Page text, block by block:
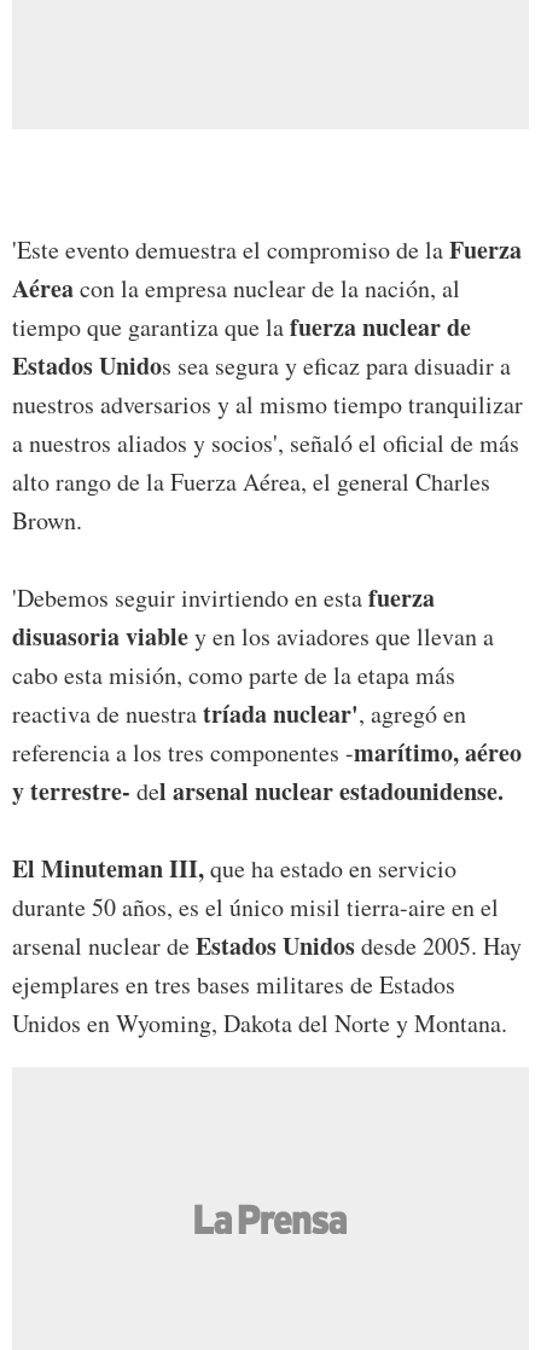
'Este evento demuestra el compromiso de laFuerza
Aéreacon la empresa nuclear de la nación, al
tiempo que garantiza que lafuerza nuclear de
Estados Unidos sea segura y eficaz para disuadir a
nuestros adversarios y al mismo tiempo tranquilizar
a nuestros aliados y socios', señaló el oficial de más
alto rango de la Fuerza Aérea, el general Charles
Brown.
'Debemos seguir invirtiendo en estafuerza
disuasoria viabley en los aviadores que llevan a
cabo esta misión, como parte de la etapa más
reactiva de nuestratríada nuclear', agregó en
referencia a los tres componentes -marítimo, aéreo
y terrestre- del arsenal nuclear estadounidense.
El Minuteman III,que ha estado en servicio
durante 50 años, es el único misil tierra-aire en el
arsenal nuclear deEstados Unidosdesde 2005. Hay
ejemplares en tres bases militares de Estados
Unidos en Wyoming, Dakota del Norte y Montana.